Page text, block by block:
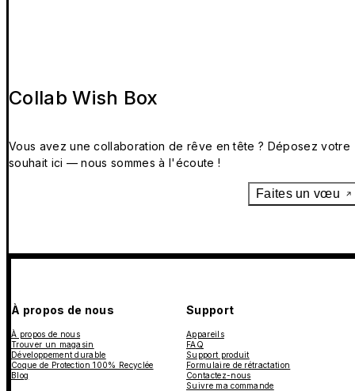
Collab Wish Box
Vous avez une collaboration de rêve en tête ? Déposez votre
souhait ici — nous sommes à l'écoute !
Faites un vœu
À propos de nous
À propos de nous
Trouver un magasin
Développement durable
Coque de Protection 100% Recyclée
Blog
Support
Appareils
FAQ
Support produit
Formulaire de rétractation
Contactez-nous
Suivre ma commande